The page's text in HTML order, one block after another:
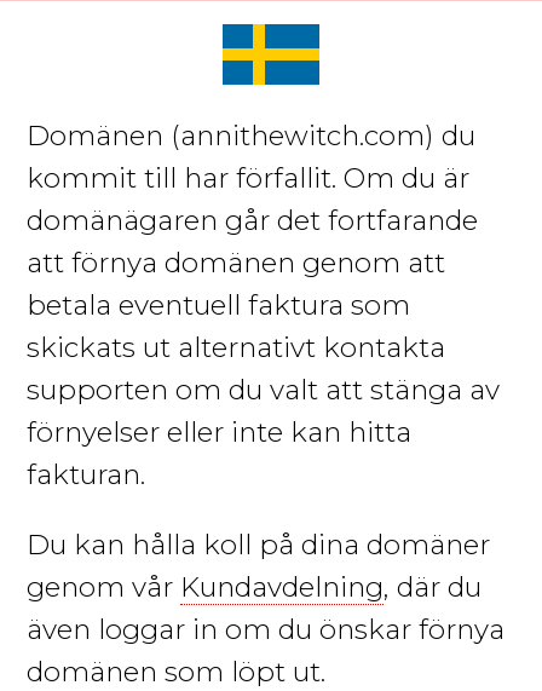
Domänen (annithewitch.com)du
kommit till har förfallit. Om du är
domänägaren går det fortfarande
att förnya domänen genom att
betala eventuell faktura som
skickats ut alternativt kontakta
supporten om du valt att stänga av
förnyelser eller inte kan hitta
fakturan.
Du kan hålla koll på dina domäner
genom vår Kundavdelning, där du
även loggar in om du önskar förnya
domänen som löpt ut.